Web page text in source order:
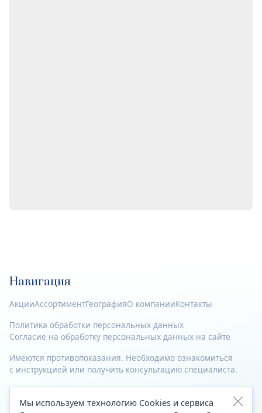
Навигация
АкцииАссортиментГеографияО компанииКонтакты
Политика обработки персональных данных
Согласие на обработку персональных данных на сайте
Имеются противопоказания. Необходимо ознакомиться
с инструкцией или получить консультацию специалиста.
© 2023—2026 Все права защищены.
Мы используем технологию Cookies и сервиса